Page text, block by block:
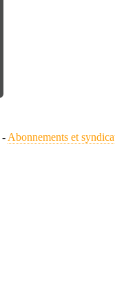
- Abonnements et